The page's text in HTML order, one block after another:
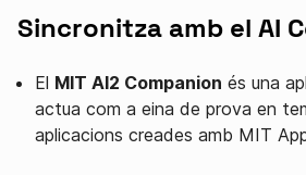
Sincronitza amb el AI
El MIT AI2 Companion és una
actua com a eina de prova en
aplicacions creades amb MIT